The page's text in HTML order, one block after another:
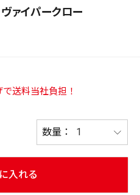
PREMIUM
ァイパークロー
送料当社負担！
入れる